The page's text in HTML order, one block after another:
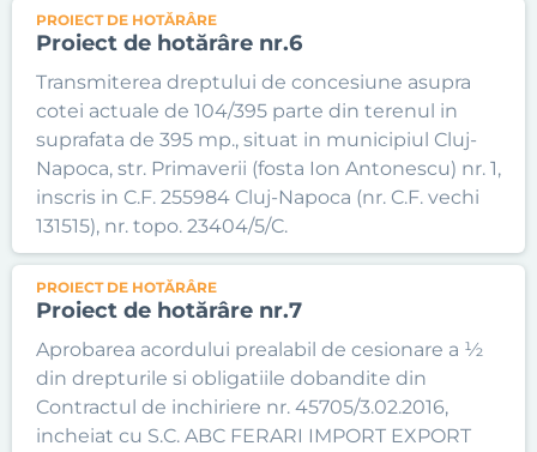
PROIECT DE HOTĂRÂRE
Proiect de hotărâre nr.6
Transmiterea dreptului de concesiune asupra
cotei actuale de 104/395 parte din terenul in
suprafata de 395 mp., situat in municipiul Cluj-
Napoca, str. Primaverii (fosta Ion Antonescu) nr. 1,
inscris in C.F. 255984 Cluj-Napoca (nr. C.F. vechi
131515), nr. topo. 23404/5/C.
PROIECT DE HOTĂRÂRE
Proiect de hotărâre nr.7
Aprobarea acordului prealabil de cesionare a ½
din drepturile si obligatiile dobandite din
Contractul de inchiriere nr. 45705/3.02.2016,
incheiat cu S.C. ABC FERARI IMPORT EXPORT